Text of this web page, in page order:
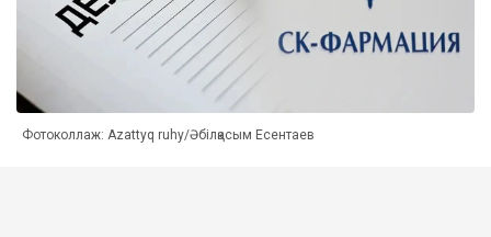
Фотоколлаж: Azattyq ruhy/Әбілқасым Есентаев